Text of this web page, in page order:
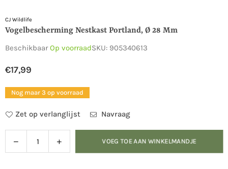
CJ Wildlife
Vogelbescherming Nestkast Portland, Ø 28 Mm
BeschikbaarOp voorraadSKU: 905340613
Normale
prijs
€17,99
Nog maar 3 op voorraad
Zet op verlanglijst Navraag
Hoeveelheid
Verlaag
de
Verhoog
de
VOEG TOE AAN WINKELMANDJE